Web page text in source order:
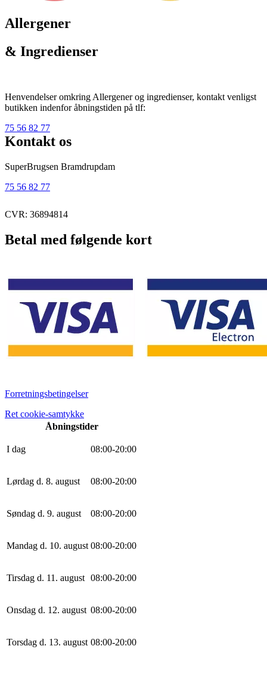
Allergener
& Ingredienser
Henvendelser omkring Allergener og ingredienser, kontakt venligst
butikken indenfor åbningstiden på tlf:
75 56 82 77
Kontakt os
SuperBrugsen Bramdrupdam
75 56 82 77
CVR: 36894814
Betal med følgende kort
Forretningsbetingelser
Ret cookie-samtykke
Åbningstider
I dag 08:00-20:00
Lørdag d. 8. august 08:00-20:00
Søndag d. 9. august 08:00-20:00
Mandag d. 10. august 08:00-20:00
Tirsdag d. 11. august 08:00-20:00
Onsdag d. 12. august 08:00-20:00
Torsdag d. 13. august 08:00-20:00